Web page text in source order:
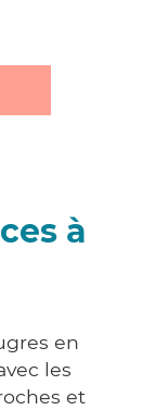
à
en
les
et